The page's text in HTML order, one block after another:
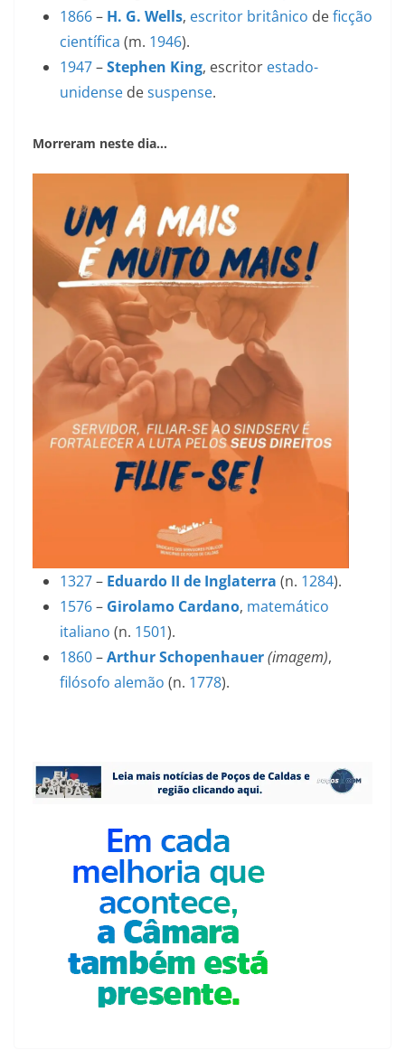
1866– H. G. Wells, escritor britânico deficção
científica (m. 1946).
1947–Stephen King, escritor estado-
unidense desuspense.
Morreram neste dia…
1327– Eduardo II de Inglaterra (n. 1284).
1576– Girolamo Cardano, matemático
italiano (n. 1501).
1860–Arthur Schopenhauer(imagem),
filósofo alemão (n. 1778).